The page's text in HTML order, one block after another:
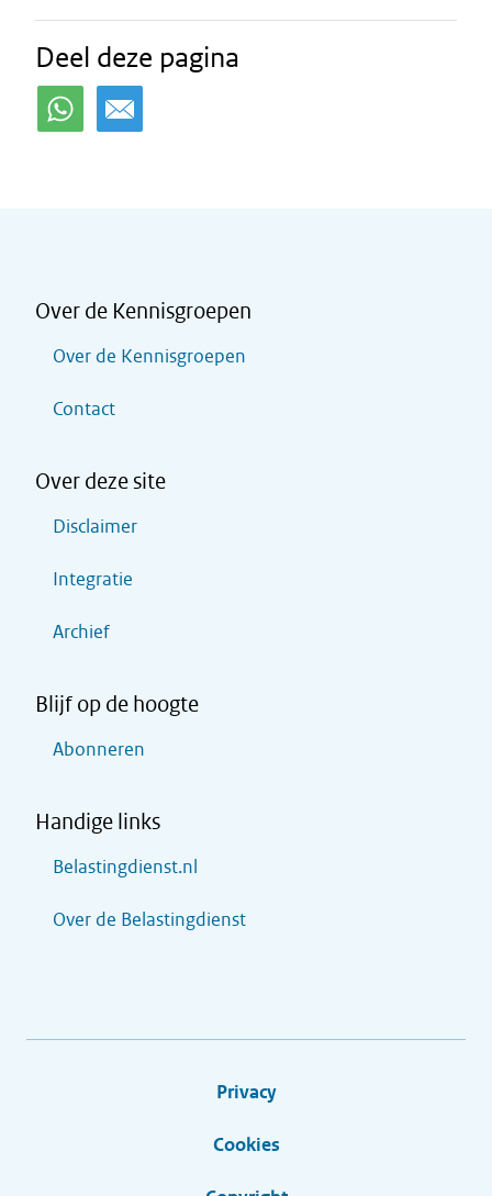
Deel deze pagina
Over de Kennisgroepen
Over de Kennisgroepen
Contact
Over deze site
Disclaimer
Integratie
Archief
Blijf op de hoogte
Abonneren
Handige links
Belastingdienst.nl
Over de Belastingdienst
Privacy
Cookies